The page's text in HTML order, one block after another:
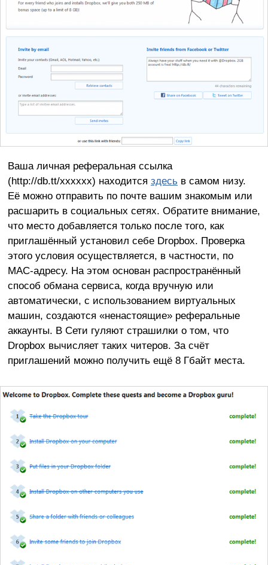
Ваша личная реферальная ссылка
(http://db.tt/xxxxxx) находится здесь в самом низу.
Её можно отправить по почте вашим знакомым или
расшарить в социальных сетях. Обратите внимание,
что место добавляется только после того, как
приглашённый установил себе Dropbox. Проверка
этого условия осуществляется, в частности, по
MAC-адресу. На этом основан распространённый
способ обмана сервиса, когда вручную или
автоматически, с использованием виртуальных
машин, создаются «ненастоящие» реферальные
аккаунты. В Сети гуляют страшилки о том, что
Dropbox вычисляет таких читеров. За счёт
приглашений можно получить ещё 8 Гбайт места.